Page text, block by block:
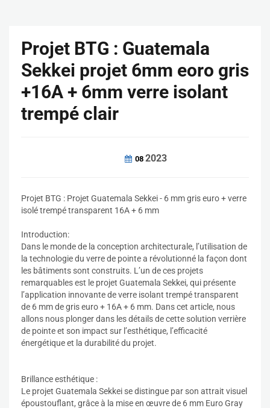
Projet BTG : Guatemala
Sekkei projet 6mm eoro gris
+16A + 6mm verre isolant
trempé clair
08 2023
Projet BTG : Projet Guatemala Sekkei - 6 mm gris euro + verre
isolé trempé transparent 16A + 6 mm
Introduction:
Dans le monde de la conception architecturale, l’utilisation de
la technologie du verre de pointe a révolutionné la façon dont
les bâtiments sont construits. L’un de ces projets
remarquables est le projet Guatemala Sekkei, qui présente
l’application innovante de verre isolant trempé transparent
de 6 mm de gris euro + 16A + 6 mm. Dans cet article, nous
allons nous plonger dans les détails de cette solution verrière
de pointe et son impact sur l’esthétique, l’efficacité
énergétique et la durabilité du projet.
Brillance esthétique :
Le projet Guatemala Sekkei se distingue par son attrait visuel
époustouflant, grâce à la mise en œuvre de 6 mm Euro Gray